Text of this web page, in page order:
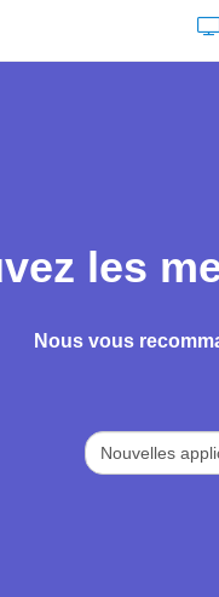
les
Nous vous